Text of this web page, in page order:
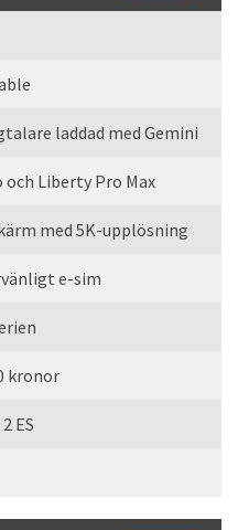
laddad med Gemini
och Liberty Pro Max
med 5K-upplösning
e-sim
kronor
ES